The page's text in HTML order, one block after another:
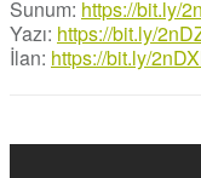
Sunum: https://bit.ly/
Yazı: https://bit.ly/
İlan: https://bit.ly/